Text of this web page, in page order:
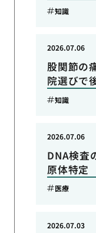
知識
股関節の
院選びで
2026.07.06
知識
DNA検査
原体特定
2026.07.06
医療
2026.07.03